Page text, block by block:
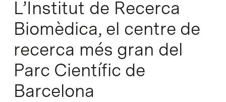
L’Institut de Recerca
Biomèdica, el centre de
recerca més gran del
Parc Científic de
Barcelona